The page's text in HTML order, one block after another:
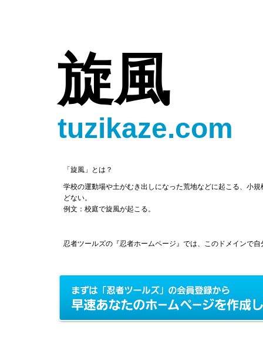
旋風
tuzikaze.com
「旋風」とは？
学校の運動場や土がむき出しになった荒地などに起こる、小
どない。
例文：校庭で旋風が起こる。
忍者ツールズの『忍者ホームページ』では、このドメインで